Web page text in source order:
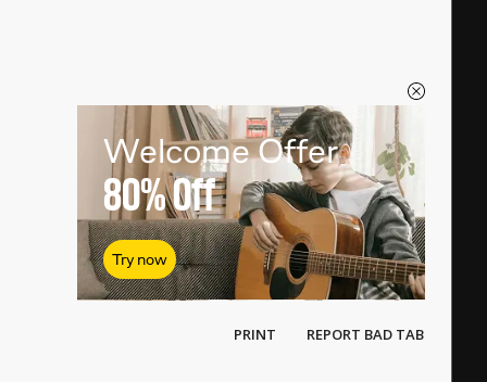
Welcome Offer
80%Off
Try now
PRINT REPORT BAD TAB